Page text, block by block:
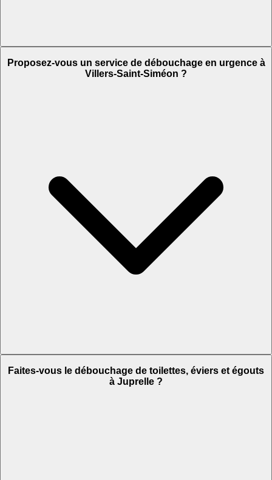
Proposez-vous un service de débouchage en urgence à
Villers-Saint-Siméon ?
Faites-vous le débouchage de toilettes, éviers et égouts
à Juprelle ?